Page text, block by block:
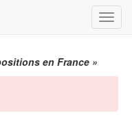
Menu
en France »